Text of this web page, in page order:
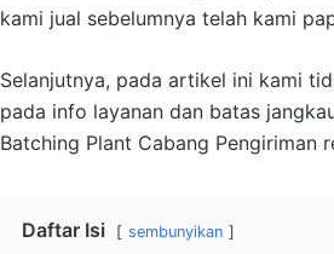
kami jual sebelumnya telah kami
Selanjutnya, pada artikel ini kami
pada info layanan dan batas
Batching Plant Cabang Pengiriman
Daftar Isi sembunyikan